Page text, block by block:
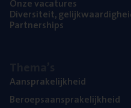
Diver­si­teit,
Part­ner­ships
Aan­spra­ke­lijk­heid
Beroeps­aan­spra­ke­lijk­heid